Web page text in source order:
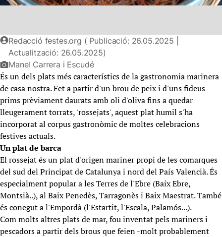
Redacció festes.org ( Publicació: 26.05.2025 |
Actualització: 26.05.2025)
Manel Carrera i Escudé
És un dels plats més característics de la gastronomia marinera
de casa nostra. Fet a partir d'un brou de peix i d'uns fideus
prims prèviament daurats amb oli d'oliva fins a quedar
lleugerament torrats, 'rossejats', aquest plat humil s'ha
incorporat al corpus gastronòmic de moltes celebracions
festives actuals.
Un plat de barca
El rossejat és un plat d'origen mariner propi de les comarques
del sud del Principat de Catalunya i nord del País Valencià. És
especialment popular a les Terres de l'Ebre (Baix Ebre,
Montsià..), al Baix Penedès, Tarragonès i Baix Maestrat. També
és conegut a l'Empordà (l'Estartit, l'Escala, Palamós...).
Com molts altres plats de mar, fou inventat pels mariners i
pescadors a partir dels brous que feien -molt probablement